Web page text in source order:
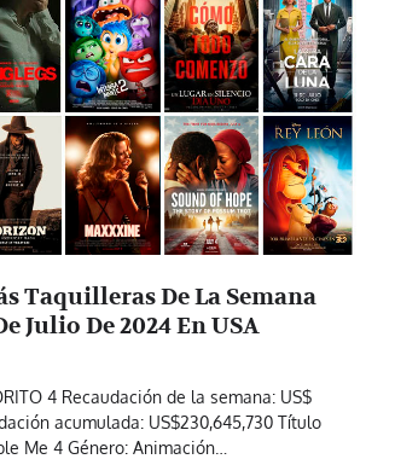
Taquilleras De La Semana
Julio De 2024 En USA
4 Recaudación de la semana: US$
acumulada: US$230,645,730 Título
Me 4 Género: Animación…